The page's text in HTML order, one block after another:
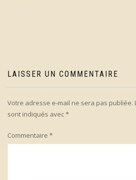
LAISSER UN COMMENTAIRE
Votre adresse e-mail ne sera pas publiée.
sont indiqués avec*
Commentaire *